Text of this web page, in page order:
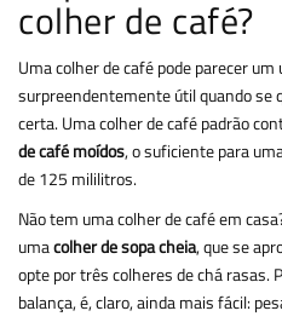
colher de café?
Uma colher de café pode parecer
surpreendentemente útil quando se
certa. Uma colher de café padrão
de café moídos, o suficiente para
de 125 mililitros.
Não tem uma colher de café em
umacolher de sopa cheia, que se
opte por três colheres de chá rasas.
balança, é, claro, ainda mais fácil: